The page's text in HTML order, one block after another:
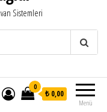
Sistemleri
Menü
0
₺ 0,00